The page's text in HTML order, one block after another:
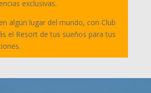
exclusivas.
algún lugar del mundo, con Club
el Resort de tus sueños para tus